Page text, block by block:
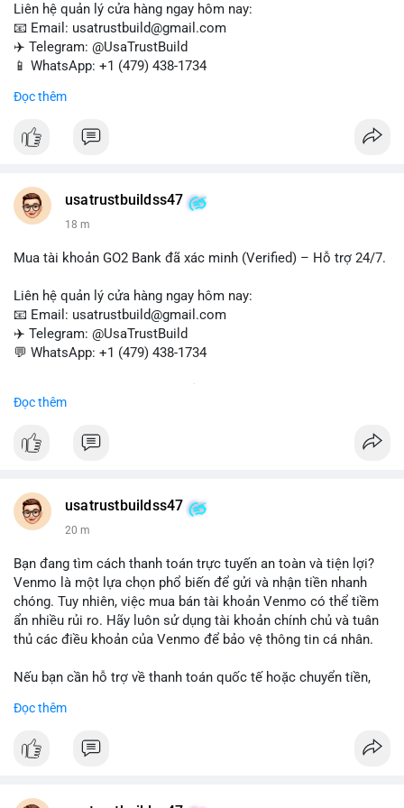
Liên hệ quản lý cửa hàng ngay hôm nay:
📧 Email: usatrustbuild@gmail.com
✈️ Telegram: @UsaTrustBuild
📱 WhatsApp: +1 (479) 438-1734
Tài khoản WebMoney xác minh sẵn sàng – giao dịch nhanh
và chuyển tiền quốc tế.
#verifiedaccounts #onlinepayment
#trustbuild
Đọc thêm
usatrustbuildss47
18 m
Mua tài khoản GO2 Bank đã xác minh (Verified) – Hỗ trợ 24/7.
Liên hệ quản lý cửa hàng ngay hôm nay:
📧 Email: usatrustbuild@gmail.com
✈️ Telegram: @UsaTrustBuild
💬 WhatsApp: +1 (479) 438-1734
chuyển tiền, mobile deposit và thanh toán USDT.
#buyverifiedgo2bankaccounts
Đọc thêm
usatrustbuildss47
20 m
Bạn đang tìm cách thanh toán trực tuyến an toàn và tiện lợi?
Venmo là một lựa chọn phổ biến để gửi và nhận tiền nhanh
chóng. Tuy nhiên, việc mua bán tài khoản Venmo có thể tiềm
ẩn nhiều rủi ro. Hãy luôn sử dụng tài khoản chính chủ và tuân
thủ các điều khoản của Venmo để bảo vệ thông tin cá nhân.
Nếu bạn cần hỗ trợ về thanh toán quốc tế hoặc chuyển tiền,
cung cấp dịch vụ tư vấn và giải pháp thanh toán trực tuyến an
Đọc thêm